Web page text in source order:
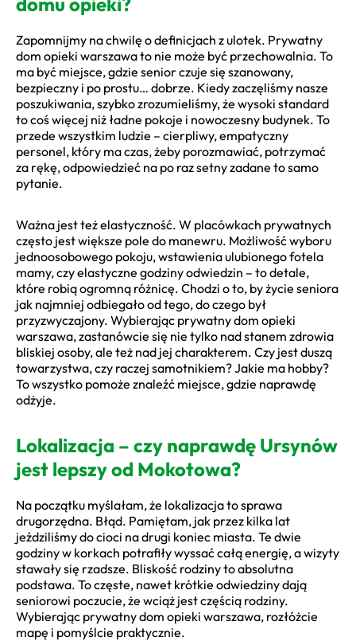
Zapomnijmy na chwilę o definicjach z ulotek. Prywatny
dom opieki warszawa to nie może być przechowalnia. To
ma być miejsce, gdzie senior czuje się szanowany,
bezpieczny i po prostu… dobrze. Kiedy zaczęliśmy nasze
poszukiwania, szybko zrozumieliśmy, że wysoki standard
to coś więcej niż ładne pokoje i nowoczesny budynek. To
przede wszystkim ludzie – cierpliwy, empatyczny
personel, który ma czas, żeby porozmawiać, potrzymać
za rękę, odpowiedzieć na po raz setny zadane to samo
pytanie.
Ważna jest też elastyczność. W placówkach prywatnych
często jest większe pole do manewru. Możliwość wyboru
jednoosobowego pokoju, wstawienia ulubionego fotela
mamy, czy elastyczne godziny odwiedzin – to detale,
które robią ogromną różnicę. Chodzi o to, by życie seniora
jak najmniej odbiegało od tego, do czego był
przyzwyczajony. Wybierając prywatny dom opieki
warszawa, zastanówcie się nie tylko nad stanem zdrowia
bliskiej osoby, ale też nad jej charakterem. Czy jest duszą
towarzystwa, czy raczej samotnikiem? Jakie ma hobby?
To wszystko pomoże znaleźć miejsce, gdzie naprawdę
odżyje.
Lokalizacja – czy naprawdę Ursynów
jest lepszy od Mokotowa?
Na początku myślałam, że lokalizacja to sprawa
drugorzędna. Błąd. Pamiętam, jak przez kilka lat
jeździliśmy do cioci na drugi koniec miasta. Te dwie
godziny w korkach potrafiły wyssać całą energię, a wizyty
stawały się rzadsze. Bliskość rodziny to absolutna
podstawa. To częste, nawet krótkie odwiedziny dają
seniorowi poczucie, że wciąż jest częścią rodziny.
Wybierając prywatny dom opieki warszawa, rozłóżcie
mapę i pomyślcie praktycznie.